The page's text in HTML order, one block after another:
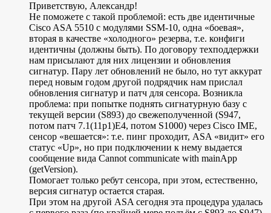
Приветствую, Александр!
Не поможете с такой проблемой: есть две идентичные
Cisco ASA 5510 с модулями SSM-10, одна «боевая»,
вторая в качестве «холодного» резерва, т.е. конфиги
идентичны (должны быть). По договору техподдержки
нам присылают для них лицензии и обновления
сигнатур. Пару лет обновлений не было, но тут аккурат
перед новым годом другой подрядчик нам прислал
обновления сигнатур и патч для сенсора. Возникла
проблема: при попытке поднять сигнатурную базу с
текущей версии (S893) до свежеполученной (S947,
потом патч 7.1(11р1)Е4, потом S1000) через Cisco IME,
сенсор «вешается»: т.е. пинг проходит, ASA «видит» его
статус «Up», но при подключении к нему выдается
сообщение вида Cannot communicate with mainApp
(getVersion).
Помогает только ребут сенсора, при этом, естественно,
версия сигнатур остается старая.
При этом на другой ASA сегодня эта процедура удалась